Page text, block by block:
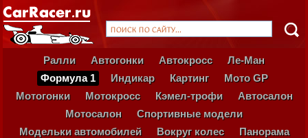
Ралли Автогонки Автокросс
Ле-Ман
Формула 1
Индикар Картинг
Мото GP
Мотогонки
Мотокросс Кэмел-трофи
Автосалон
Мотосалон
Спортивные модели
Модельки автомобилей
Вокруг колес
Панорама